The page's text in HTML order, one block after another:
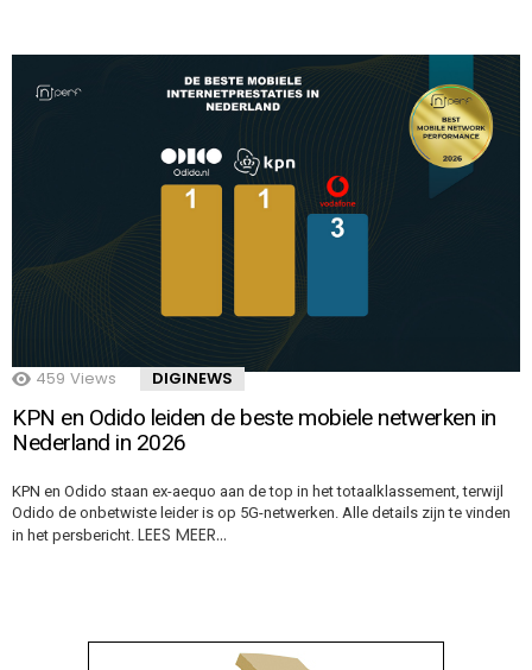
459 Views DIGINEWS
KPN en Odido leiden de beste mobiele netwerken in
Nederland in 2026
KPN en Odido staan ex-aequo aan de top in het totaalklassement, terwijl
Odido de onbetwiste leider is op 5G-netwerken. Alle details zijn te vinden
in het persbericht. LEES MEER…